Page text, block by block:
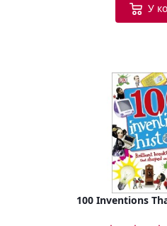
У
100 Inventions